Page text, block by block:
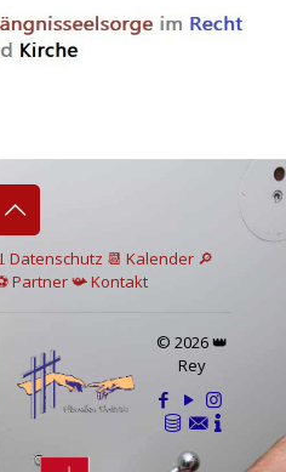
Datenschutz 📆 Kalender 🔎
Partner📯Kontakt
© 2026 👑
Rey